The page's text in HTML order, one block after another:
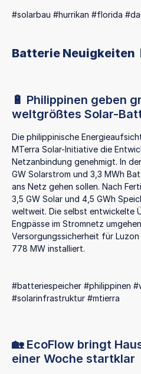
#solarbau #hurrikan #florida
Batterie Neuigkeiten
🔋 Philippinen geben
weltgrößtes Solar-
Die philippinische
MTerra Solar-Initiative die
Netzanbindung genehmigt. In
GW Solarstrom und 3,3 MWh
ans Netz gehen sollen. Nach
3,5 GW Solar und 4,5 GWh
weltweit. Die selbst entwickelte
Engpässe im Stromnetz
Versorgungssicherheit für
778 MW installiert.
#batteriespeicher #philippinen
#solarinfrastruktur #mtierra
🏡 EcoFlow bringt
einer Woche startklar